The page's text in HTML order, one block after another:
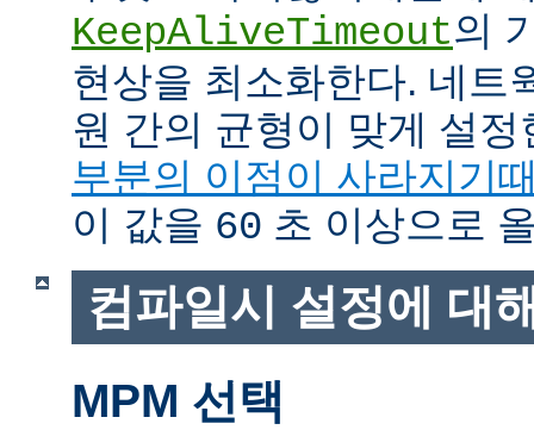
KeepAliveTimeout의
현상을 최소화한다. 네트
원 간의 균형이 맞게 설
부분의 이점이 사라지기
이 값을 60 초 이상으로
컴파일시 설정에 대
MPM 선택